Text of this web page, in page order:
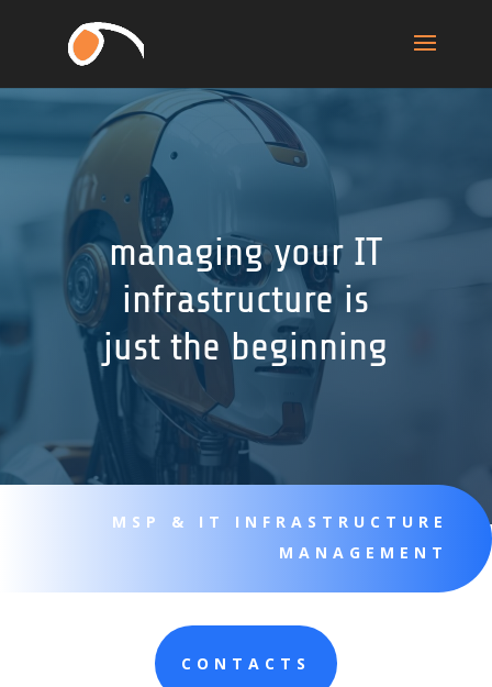
managing your IT
infrastructure is
just the beginning
MSP & IT INFRASTRUCTURE
MANAGEMENT
CONTACTS